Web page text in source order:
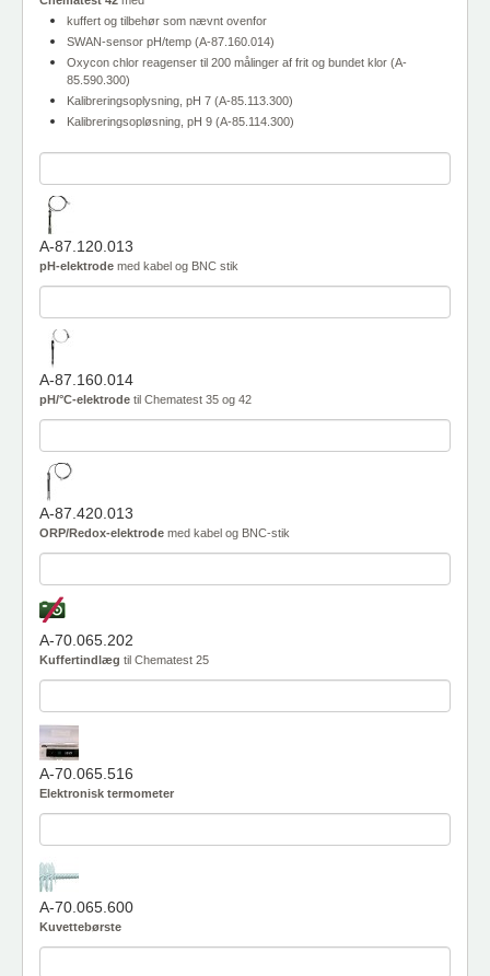
kuffert og tilbehør som nævnt ovenfor
SWAN-sensor pH/temp (A-87.160.014)
Oxycon chlor reagenser til 200 målinger af frit og bundet klor (A-
85.590.300)
Kalibreringsoplysning, pH 7 (A-85.113.300)
Kalibreringsopløsning, pH 9 (A-85.114.300)
A-87.120.013
pH-elektrode med kabel og BNC stik
A-87.160.014
pH/°C-elektrode til Chematest 35 og 42
A-87.420.013
ORP/Redox-elektrode med kabel og BNC-stik
A-70.065.202
Kuffertindlæg til Chematest 25
A-70.065.516
Elektronisk termometer
A-70.065.600
Kuvettebørste